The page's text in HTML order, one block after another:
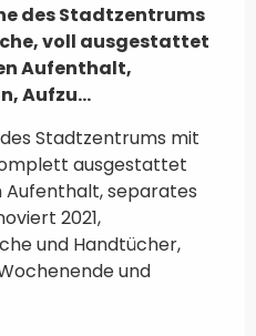
des Stadtzentrums
voll ausgestattet
Aufenthalt,
Aufzu...
des Stadtzentrums mit
ausgestattet
Aufenthalt, separates
2021,
und Handtücher,
und